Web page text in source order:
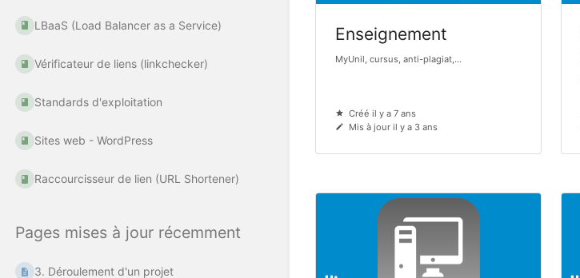
LBaaS (Load Balancer as a Service)
Vérificateur de liens (linkchecker)
Standards d'exploitation
Sites web - WordPress
Raccourcisseur de lien (URL Shortener)
Pages mises à jour récemment
3. Déroulement d'un projet
Enseignement
MyUnil, cursus, anti-plagiat,...
Créé il y a 7 ans
Mis à jour il y a 3 ans